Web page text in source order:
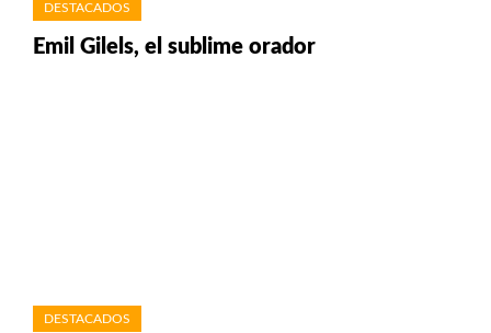
DESTACADOS
Emil Gilels, el sublime orador
DESTACADOS